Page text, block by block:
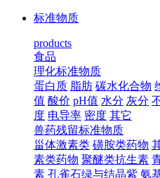
标准物质
products
食品
理化标准物质
蛋白质 脂肪 碳水化合物
值 酸价 pH值 水分 灰分
度 电导率 密度 其它
兽药残留标准物质
甾体激素类 磺胺类药物
素类药物 聚醚类抗生素
素 孔雀石绿与结晶紫 氨